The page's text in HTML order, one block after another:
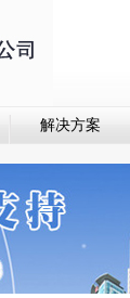
解决方案